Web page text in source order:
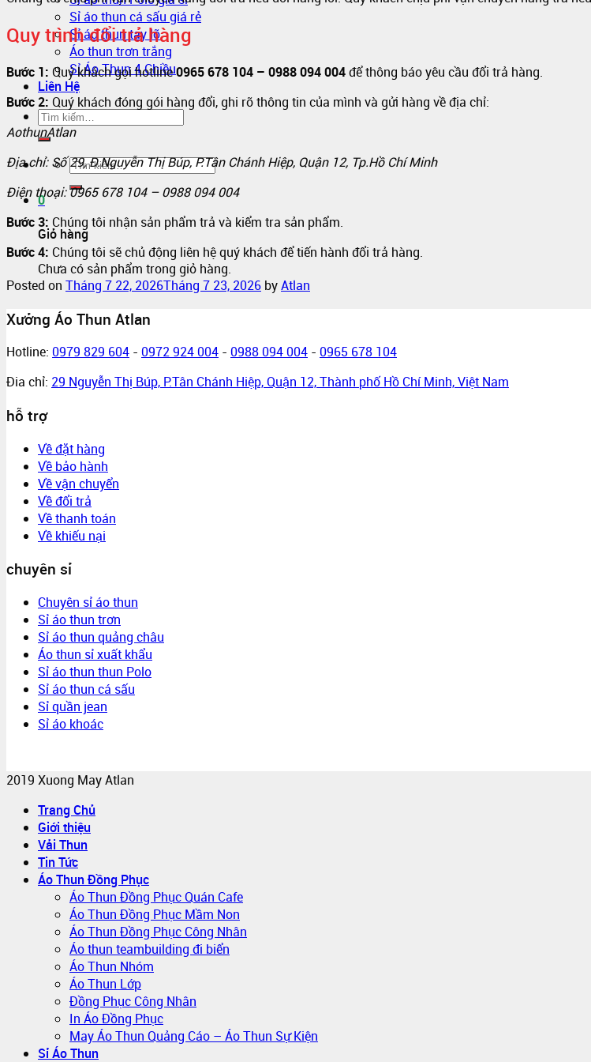
Sỉ áo thun cá sấu giá rẻ
Sỉ áo thun tay lỡ
Áo thun trơn trắng
Sỉ Áo Thun 4 Chiều
Liên Hệ
0
Giỏ hàng
Chưa có sản phẩm trong giỏ hàng.
Quy trình đổi trả hàng
Bước 1: Quý khách gọi hotline0965 678 104 – 0988 094 004để thông báo yêu cầu đổi trả hàng.
Bước 2: Quý khách đóng gói hàng đổi, ghi rõ thông tin của mình và gửi hàng về địa chỉ:
AothunAtlan
Địa chỉ: Số 29, Đ.Nguyễn Thị Búp, P.Tân Chánh Hiệp, Quận 12, Tp.Hồ Chí Minh
Điện thoại: 0965 678 104 – 0988 094 004
Bước 3: Chúng tôi nhận sản phẩm trả và kiểm tra sản phẩm.
Bước 4: Chúng tôi sẽ chủ động liên hệ quý khách để tiến hành đổi trả hàng.
Posted on Tháng 7 22, 2026Tháng 7 23, 2026 byAtlan
Xưởng Áo Thun Atlan
Hotline: 0979 829 604 - 0972 924 004 - 0988 094 004 - 0965 678 104
Đia chỉ: 29 Nguyễn Thị Búp, P.Tân Chánh Hiệp, Quận 12, Thành phố Hồ Chí Minh, Việt Nam
hỗ trợ
Về đặt hàng
Về bảo hành
Về vận chuyển
Về đổi trả
Về thanh toán
Về khiếu nại
chuyên sỉ
Chuyên sỉ áo thun
Sỉ áo thun trơn
Sỉ áo thun quảng châu
Áo thun sỉ xuất khẩu
Sỉ áo thun thun Polo
Sỉ áo thun cá sấu
Sỉ quần jean
Sỉ áo khoác
2019 Xuong May Atlan
Trang Chủ
Giới thiệu
Vải Thun
Tin Tức
Áo Thun Đồng Phục
Áo Thun Đồng Phục Quán Cafe
Áo Thun Đồng Phục Mầm Non
Áo Thun Đồng Phục Công Nhân
Áo thun teambuilding đi biển
Áo Thun Nhóm
Áo Thun Lớp
Đồng Phục Công Nhân
In Áo Đồng Phục
May Áo Thun Quảng Cáo – Áo Thun Sự Kiện
Sỉ Áo Thun